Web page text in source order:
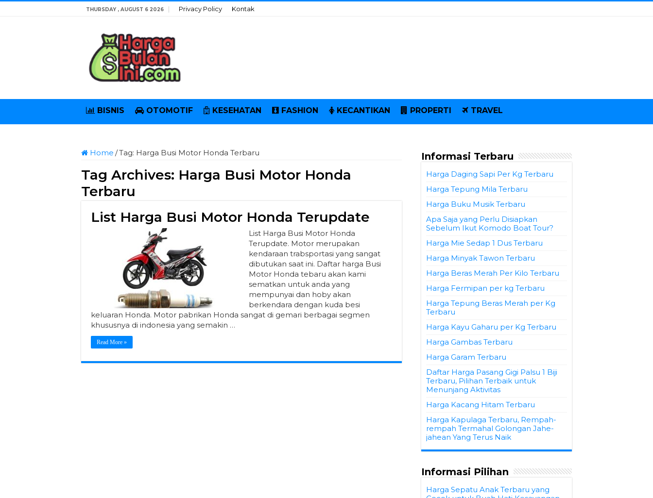
THURSDAY , AUGUST 6 2026 Privacy Policy Kontak
BISNIS OTOMOTIF KESEHATAN FASHION KECANTIKAN PROPERTI TRAVEL
Home /Tag: Harga Busi Motor Honda Terbaru
Tag Archives: Harga Busi Motor Honda
Terbaru
List Harga Busi Motor Honda Terupdate
List Harga Busi Motor Honda
Terupdate. Motor merupakan
kendaraan trabsportasi yang sangat
dibutukan saat ini. Daftar harga Busi
Motor Honda tebaru akan kami
sematkan untuk anda yang
mempunyai dan hoby akan
berkendara dengan kuda besi
keluaran Honda. Motor pabrikan Honda sangat di gemari berbagai segmen
khususnya di indonesia yang semakin …
Read More »
Informasi Terbaru
Harga Daging Sapi Per Kg Terbaru
Harga Tepung Mila Terbaru
Harga Buku Musik Terbaru
Apa Saja yang Perlu Disiapkan
Sebelum Ikut Komodo Boat Tour?
Harga Mie Sedap 1 Dus Terbaru
Harga Minyak Tawon Terbaru
Harga Beras Merah Per Kilo Terbaru
Harga Fermipan per kg Terbaru
Harga Tepung Beras Merah per Kg
Terbaru
Harga Kayu Gaharu per Kg Terbaru
Harga Gambas Terbaru
Harga Garam Terbaru
Daftar Harga Pasang Gigi Palsu 1 Biji
Terbaru, Pilihan Terbaik untuk
Menunjang Aktivitas
Harga Kacang Hitam Terbaru
Harga Kapulaga Terbaru, Rempah-
rempah Termahal Golongan Jahe-
jahean Yang Terus Naik
Informasi Pilihan
Harga Sepatu Anak Terbaru yang